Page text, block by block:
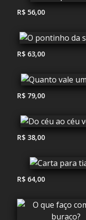
R$ 56,00
R$ 63,00
R$ 79,00
R$ 38,00
R$ 64,00